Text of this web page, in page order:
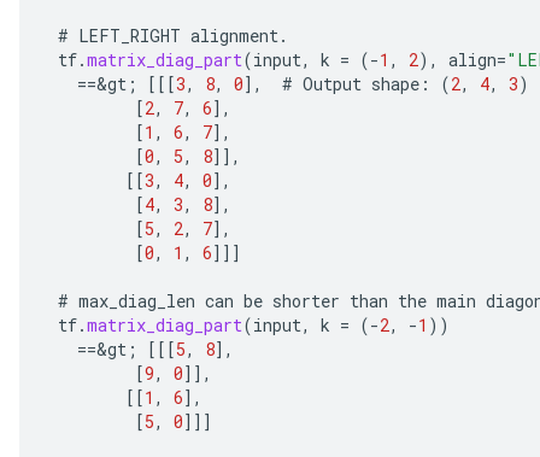
# LEFT_RIGHT alignment.
tf.matrix_diag_part(input, k = (-1 , 2), align=
==&gt ; [[[3, 8, 0] , # Output shape : (2, 4, 3)
[2, 7, 6] ,
[1 , 6, 7] ,
[0, 5, 8]] ,
[[3, 4, 0] ,
[4, 3, 8] ,
[5, 2, 7] ,
[0, 1 , 6]]]
# max_diag_len can be shorter than the main
tf.matrix_diag_part(input, k = (-2, -1 ))
==&gt ; [[[5, 8] ,
[9, 0]] ,
[[1 , 6] ,
[5, 0]]]